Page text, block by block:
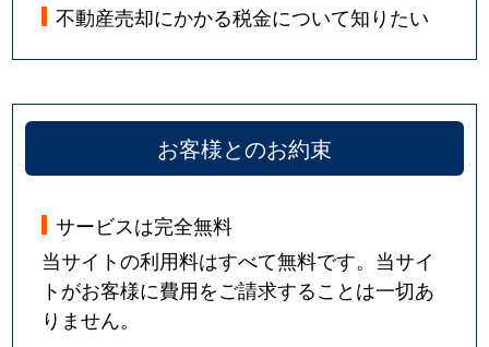
不動産売却にかかる税金について知りたい
お客様とのお約束
サービスは完全無料
当サイトの利用料はすべて無料です。当サイ
トがお客様に費用をご請求することは一切あ
りません。